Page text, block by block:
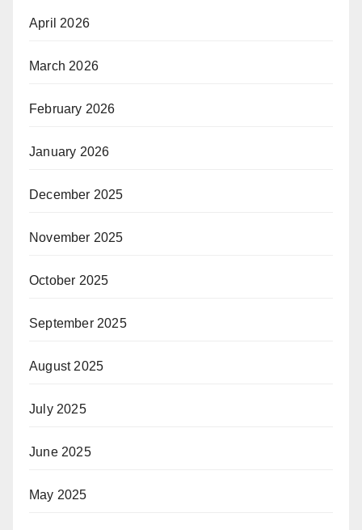
April 2026
March 2026
February 2026
January 2026
December 2025
November 2025
October 2025
September 2025
August 2025
July 2025
June 2025
May 2025